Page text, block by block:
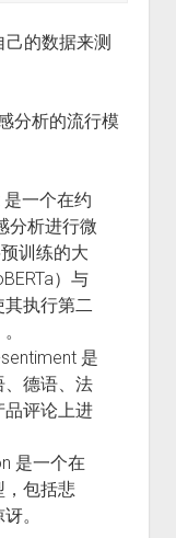
的数据来测
分析的流行模
一个在约
分析进行微
训练的大
）与
执行第二
是
德语、法
评论上进
是一个在
包括悲
。